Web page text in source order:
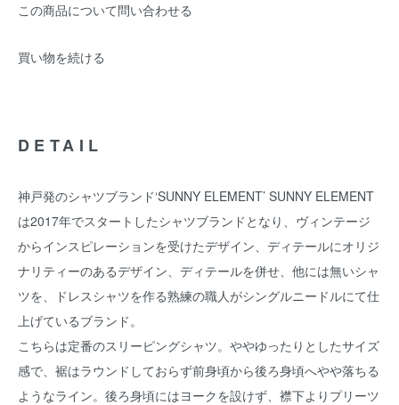
この商品について問い合わせる
買い物を続ける
DETAIL
神戸発のシャツブランド‘SUNNY ELEMENT’ SUNNY ELEMENT
は2017年でスタートしたシャツブランドとなり、ヴィンテージ
からインスピレーションを受けたデザイン、ディテールにオリジ
ナリティーのあるデザイン、ディテールを併せ、他には無いシャ
ツを、ドレスシャツを作る熟練の職人がシングルニードルにて仕
上げているブランド。
こちらは定番のスリーピングシャツ。ややゆったりとしたサイズ
感で、裾はラウンドしておらず前身頃から後ろ身頃へやや落ちる
ようなライン。後ろ身頃にはヨークを設けず、襟下よりプリーツ